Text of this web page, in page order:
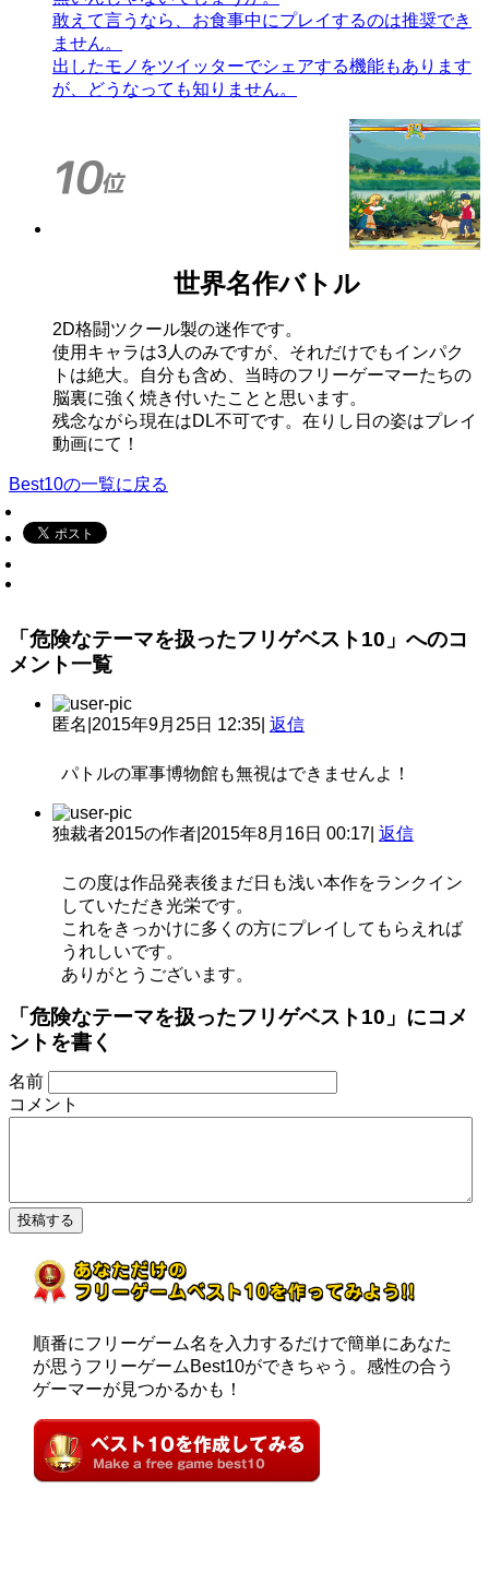
敢えて言うなら、お食事中にプレイするのは推奨でき
ません。
出したモノをツイッターでシェアする機能もあります
が、どうなっても知りません。
世界名作バトル
2D格闘ツクール製の迷作です。
使用キャラは3人のみですが、それだけでもインパク
トは絶大。自分も含め、当時のフリーゲーマーたちの
脳裏に強く焼き付いたことと思います。
残念ながら現在はDL不可です。在りし日の姿はプレイ
動画にて！
Best10の一覧に戻る
「危険なテーマを扱ったフリゲベスト10」へのコ
メント一覧
匿名 2015年9月25日 12:35 返信
パトルの軍事博物館も無視はできませんよ！
独裁者2015の作者 2015年8月16日 00:17 返信
この度は作品発表後まだ日も浅い本作をランクイン
していただき光栄です。
これをきっかけに多くの方にプレイしてもらえれば
うれしいです。
ありがとうございます。
「危険なテーマを扱ったフリゲベスト10」にコメ
ントを書く
名前
コメント
順番にフリーゲーム名を入力するだけで簡単にあなた
が思うフリーゲームBest10ができちゃう。感性の合う
ゲーマーが見つかるかも！